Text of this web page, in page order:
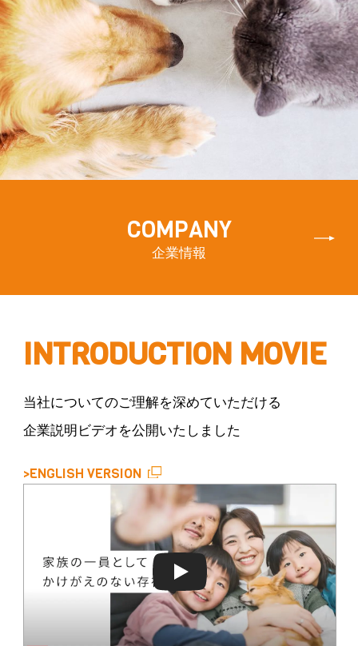
COMPANY
企業情報
INTRODUCTION MOVIE
当社についてのご理解を深めていただける
企業説明ビデオを公開いたしました
>ENGLISH VERSION